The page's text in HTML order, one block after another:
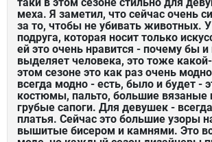
меха. Я заметил, что сейчас очень
за то, чтобы не убивать животных.
подруга, которая носит только
ей это очень нравится - почему бы
выделяет человека, это тоже
этом сезоне это как раз очень
всегда модно - есть, было и будет -
костюмы, пальто, большие
грубые сапоги. Для девушек -
платья. Сейчас это большие узоры
вышитые бисером и камнями. Это